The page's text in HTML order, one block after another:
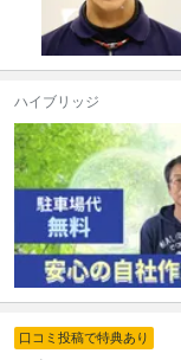
ハイブリッジ
口コミ投稿で特典あり